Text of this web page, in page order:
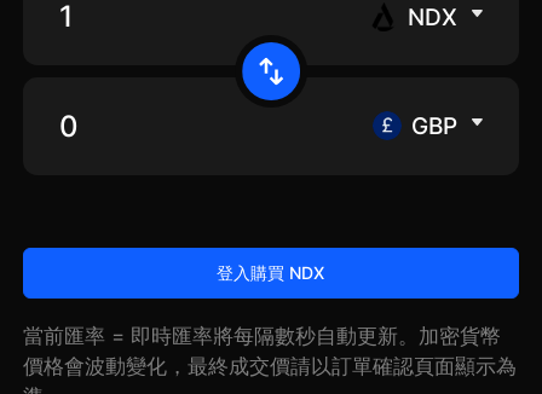
NDX
GBP
登入購買 NDX
當前匯率 = 即時匯率將每隔數秒自動更新。加密貨幣
價格會波動變化，最終成交價請以訂單確認頁面顯示為